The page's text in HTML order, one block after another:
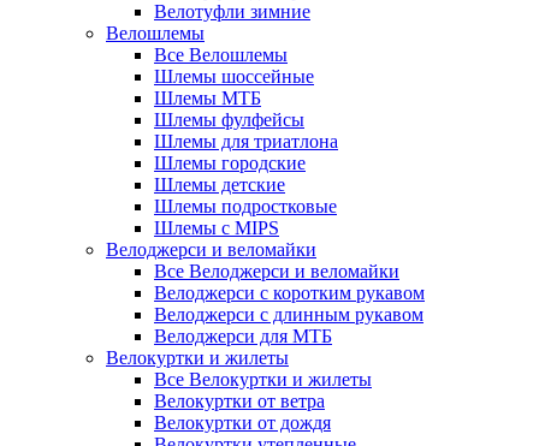
Велотуфли зимние
Велошлемы
Все Велошлемы
Шлемы шоссейные
Шлемы МТБ
Шлемы фулфейсы
Шлемы для триатлона
Шлемы городские
Шлемы детские
Шлемы подростковые
Шлемы с MIPS
Велоджерси и веломайки
Все Велоджерси и веломайки
Велоджерси с коротким рукавом
Велоджерси с длинным рукавом
Велоджерси для МТБ
Велокуртки и жилеты
Все Велокуртки и жилеты
Велокуртки от ветра
Велокуртки от дождя